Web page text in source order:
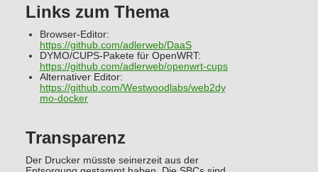
Links zum Thema
Browser-Editor:
https://github.com/adlerweb/DaaS
DYMO/CUPS-Pakete für OpenWRT:
https://github.com/adlerweb/openwrt-cups
Alternativer Editor:
https://github.com/Westwoodlabs/web2dy
mo-docker
Transparenz
Der Drucker müsste seinerzeit aus der